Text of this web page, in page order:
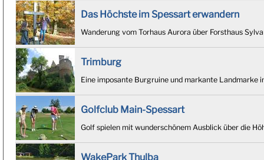
Das Höchste im Spessart erwandern
Wanderung vom Torhaus Aurora über Forsthaus
Trimburg
Eine imposante Burgruine und markante Landmarke
Golfclub Main-Spessart
Golf spielen mit wunderschönem Ausblick über die
WakePark Thulba